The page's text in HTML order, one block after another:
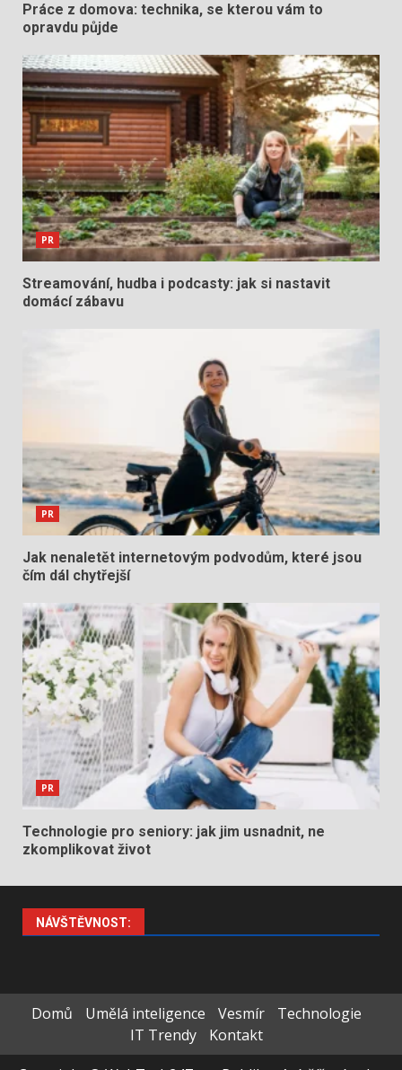
Práce z domova: technika, se kterou vám to
opravdu půjde
PR
Streamování, hudba i podcasty: jak si nastavit
domácí zábavu
PR
Jak nenaletět internetovým podvodům, které jsou
čím dál chytřejší
PR
Technologie pro seniory: jak jim usnadnit, ne
zkomplikovat život
NÁVŠTĚVNOST:
Domů Umělá inteligence Vesmír
Technologie
IT Trendy
Kontakt